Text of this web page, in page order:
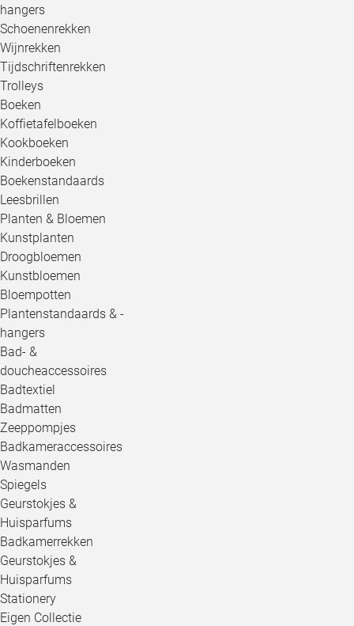
hangers
Schoenenrekken
Wijnrekken
Tijdschriftenrekken
Trolleys
Boeken
Koffietafelboeken
Kookboeken
Kinderboeken
Boekenstandaards
Leesbrillen
Planten & Bloemen
Kunstplanten
Droogbloemen
Kunstbloemen
Bloempotten
Plantenstandaards & -
hangers
Bad- &
doucheaccessoires
Badtextiel
Badmatten
Zeeppompjes
Badkameraccessoires
Wasmanden
Spiegels
Geurstokjes &
Huisparfums
Badkamerrekken
Geurstokjes &
Huisparfums
Stationery
Eigen Collectie